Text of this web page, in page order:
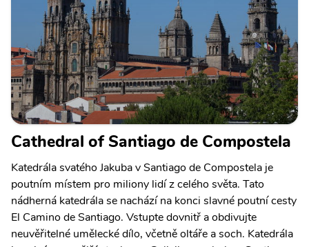
Cathedral of Santiago de Compostela
Katedrála svatého Jakuba v Santiago de Compostela je
poutním místem pro miliony lidí z celého světa. Tato
nádherná katedrála se nachází na konci slavné poutní cesty
El Camino de Santiago. Vstupte dovnitř a obdivujte
neuvěřitelné umělecké dílo, včetně oltáře a soch. Katedrála